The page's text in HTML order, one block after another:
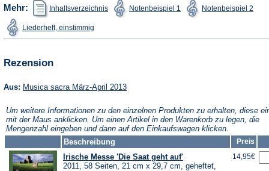
Mehr: Inhaltsverzeichnis
(Öffnet
in
einem
Tab)
Notenbeispiel 1
(Öffnet
in
einem
Tab)
Notenbeispiel 2in
Tab)
Liederheft, einstimmig
einem
Rezension
Aus: Musica sacra März-April 2013(Öffnet
neuen
Tab)
Um weitere Informationen zu den einzelnen Produkten zu erhalten, diese
mit der Maus anklicken. Um einen Artikel in den Warenkorb zu legen, die
Mengenzahl eingeben und dann auf den Einkaufswagen klicken.
Beschreibung
Preis
Irische Messe 'Die Saat geht auf'
2011, 58 Seiten, 21 cm x 29,7 cm, geheftet,
14,95€